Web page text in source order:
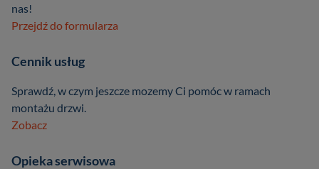
nas!
Przejdź do formularza
Cennik usług
Sprawdź, w czym jeszcze mozemy Ci pomóc w ramach
montażu drzwi.
Zobacz
Opieka serwisowa